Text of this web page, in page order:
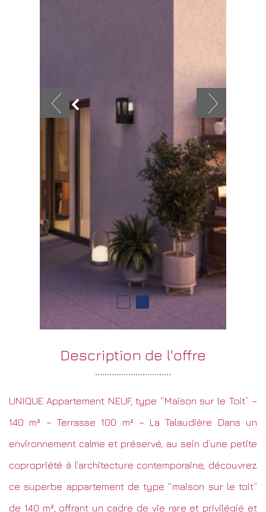
description de l'offre
UNIQUE Appartement NEUF, type “Maison sur le Toit” –
140 m² – Terrasse 100 m² – La Talaudière Dans un
environnement calme et préservé, au sein d’une petite
copropriété à l’architecture contemporaine, découvrez
ce superbe appartement de type “maison sur le toit”
de 140 m², offrant un cadre de vie rare et privilégié et